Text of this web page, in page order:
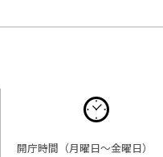
開庁時間（月曜日〜金曜日）